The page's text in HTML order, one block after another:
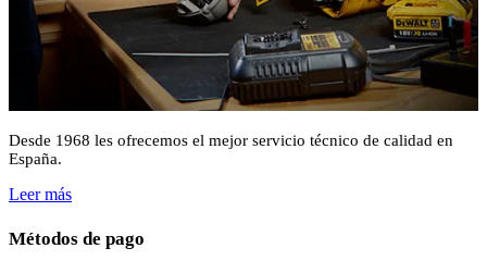
Desde 1968 les ofrecemos el mejor servicio técnico de calidad en
España.
Leer más
Métodos de pago